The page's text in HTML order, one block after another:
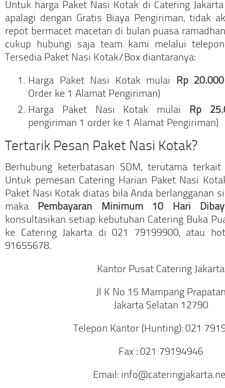
Untuk harga Paket Nasi Kotak di Catering
apalagi dengan Gratis Biaya Pengiriman, tidak
repot bermacet macetan di bulan puasa
cukup hubungi saja team kami melalui
Tersedia Paket Nasi Kotak/Box diantaranya:
Harga Paket Nasi Kotak mulai
Rp
Order ke 1 Alamat Pengiriman)
Harga Paket Nasi Kotak mulai
Rp
pengiriman 1 order ke 1 Alamat Pengiriman)
Tertarik Pesan Paket Nasi Kotak?
Berhubung keterbatasan SDM, terutama
Untuk pemesan Catering Harian Paket Nasi
Paket Nasi Kotak diatas bila Anda berlangganan
maka Pembayaran Minimum 10 Hari
konsultasikan setiap kebutuhan Catering Buka
ke Catering Jakarta di 021 79199900, atau
91655678.
Kantor Pusat Catering Jakarta
Jl K No 15 Mampang
Jakarta Selatan 12790
Telepon Kantor (Hunting): 021
Fax : 021 79194946
Email: